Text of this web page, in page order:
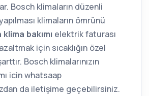
Bosch klimaların düzenli
klimaların ömrünü
bakımı elektrik faturası
için sıcaklığın özel
Bosch klimalarınızın
icin whatsaap
da iletişime geçebilirsiniz.